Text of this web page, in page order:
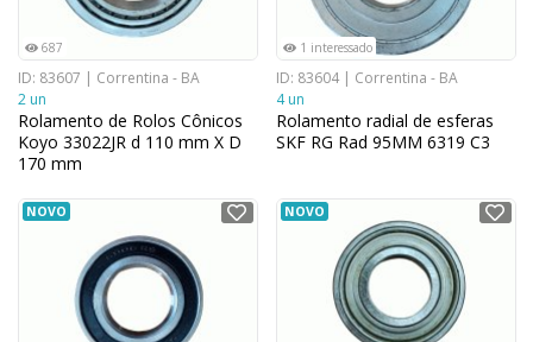
687
ID: 83607 | Correntina - BA
2 un
Rolamento de Rolos Cônicos
Koyo 33022JR d 110 mm X D
170 mm
1 interessado
ID: 83604 | Correntina - BA
4 un
Rolamento radial de esferas
SKF RG Rad 95MM 6319 C3
NOVO NOVO